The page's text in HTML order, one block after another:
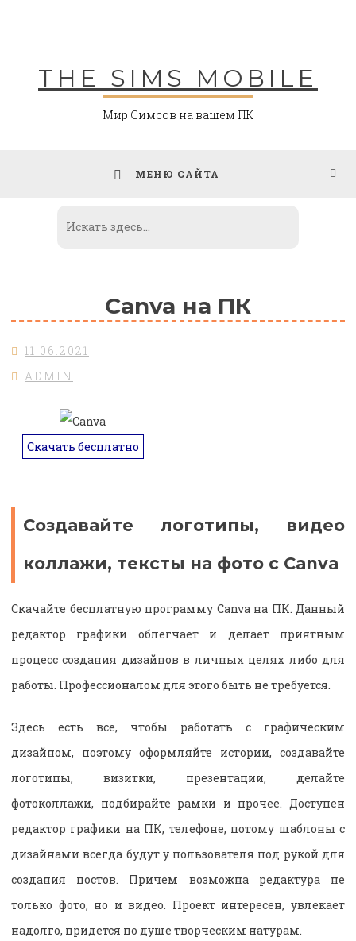
THE SIMS MOBILE
Мир Симсов на вашем ПК
МЕНЮ САЙТА
Canva на ПК
11.06.2021
ADMIN
Скачать бесплатно
Создавайте логотипы, видео
коллажи, тексты на фото с Canva
Скачайте бесплатную программу Canva на ПК. Данный
редактор графики облегчает и делает приятным
процесс создания дизайнов в личных целях либо для
работы. Профессионалом для этого быть не требуется.
Здесь есть все, чтобы работать с графическим
дизайном, поэтому оформляйте истории, создавайте
логотипы, визитки, презентации, делайте
фотоколлажи, подбирайте рамки и прочее. Доступен
редактор графики на ПК, телефоне, потому шаблоны с
дизайнами всегда будут у пользователя под рукой для
создания постов. Причем возможна редактура не
только фото, но и видео. Проект интересен, увлекает
надолго, придется по душе творческим натурам.